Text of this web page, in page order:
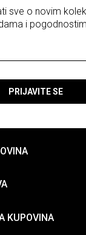
sve o novim
i
PRIJAVITE SE
KUPOVINA